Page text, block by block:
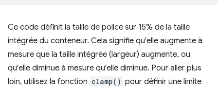
Ce code définit la taille de police sur 15% de la taille
intégrée du conteneur. Cela signifie qu'elle augmente à
mesure que la taille intégrée (largeur) augmente, ou
qu'elle diminue à mesure qu'elle diminue. Pour aller plus
loin, utilisez la fonction clamp() pour définir une limite